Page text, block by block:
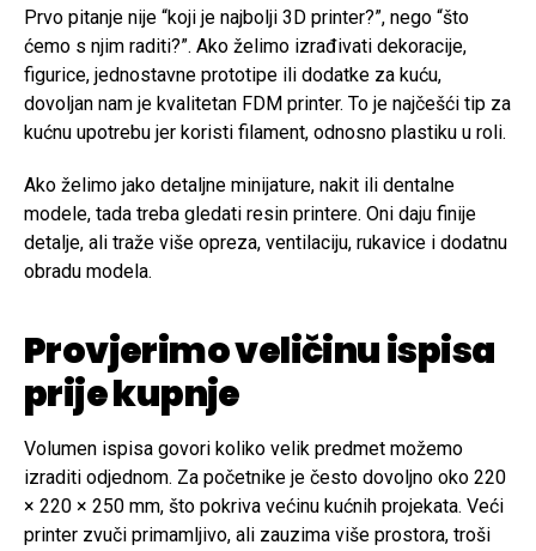
Prvo pitanje nije “koji je najbolji 3D printer?”, nego “što
ćemo s njim raditi?”. Ako želimo izrađivati dekoracije,
figurice, jednostavne prototipe ili dodatke za kuću,
dovoljan nam je kvalitetan FDM printer. To je najčešći tip za
kućnu upotrebu jer koristi filament, odnosno plastiku u roli.
Ako želimo jako detaljne minijature, nakit ili dentalne
modele, tada treba gledati resin printere. Oni daju finije
detalje, ali traže više opreza, ventilaciju, rukavice i dodatnu
obradu modela.
Provjerimo veličinu ispisa
prije kupnje
Volumen ispisa govori koliko velik predmet možemo
izraditi odjednom. Za početnike je često dovoljno oko 220
× 220 × 250 mm, što pokriva većinu kućnih projekata. Veći
printer zvuči primamljivo, ali zauzima više prostora, troši